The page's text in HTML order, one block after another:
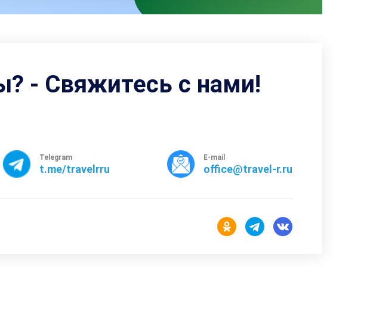
- Свяжитесь с нами!
Telegram
t.me/travelrru
E-mail
office@travel-r.ru